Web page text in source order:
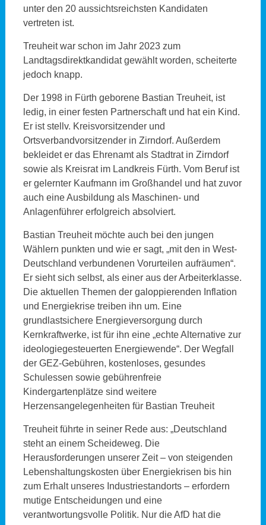
unter den 20 aussichtsreichsten Kandidaten
vertreten ist.
Treuheit war schon im Jahr 2023 zum
Landtagsdirektkandidat gewählt worden, scheiterte
jedoch knapp.
Der 1998 in Fürth geborene Bastian Treuheit, ist
ledig, in einer festen Partnerschaft und hat ein Kind.
Er ist stellv. Kreisvorsitzender und
Ortsverbandvorsitzender in Zirndorf. Außerdem
bekleidet er das Ehrenamt als Stadtrat in Zirndorf
sowie als Kreisrat im Landkreis Fürth. Vom Beruf ist
er gelernter Kaufmann im Großhandel und hat zuvor
auch eine Ausbildung als Maschinen- und
Anlagenführer erfolgreich absolviert.
Bastian Treuheit möchte auch bei den jungen
Wählern punkten und wie er sagt, „mit den in West-
Deutschland verbundenen Vorurteilen aufräumen“.
Er sieht sich selbst, als einer aus der Arbeiterklasse.
Die aktuellen Themen der galoppierenden Inflation
und Energiekrise treiben ihn um. Eine
grundlastsichere Energieversorgung durch
Kernkraftwerke, ist für ihn eine „echte Alternative zur
ideologiegesteuerten Energiewende“. Der Wegfall
der GEZ-Gebühren, kostenloses, gesundes
Schulessen sowie gebührenfreie
Kindergartenplätze sind weitere
Herzensangelegenheiten für Bastian Treuheit
Treuheit führte in seiner Rede aus: „Deutschland
steht an einem Scheideweg. Die
Herausforderungen unserer Zeit – von steigenden
Lebenshaltungskosten über Energiekrisen bis hin
zum Erhalt unseres Industriestandorts – erfordern
mutige Entscheidungen und eine
verantwortungsvolle Politik. Nur die AfD hat die